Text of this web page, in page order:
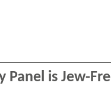
Panel is Jew-